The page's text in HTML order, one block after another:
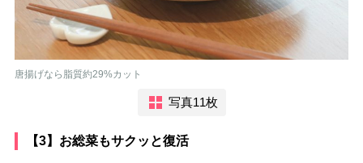
唐揚げなら脂質約29%カット
写真11枚
【3】お総菜もサクッと復活